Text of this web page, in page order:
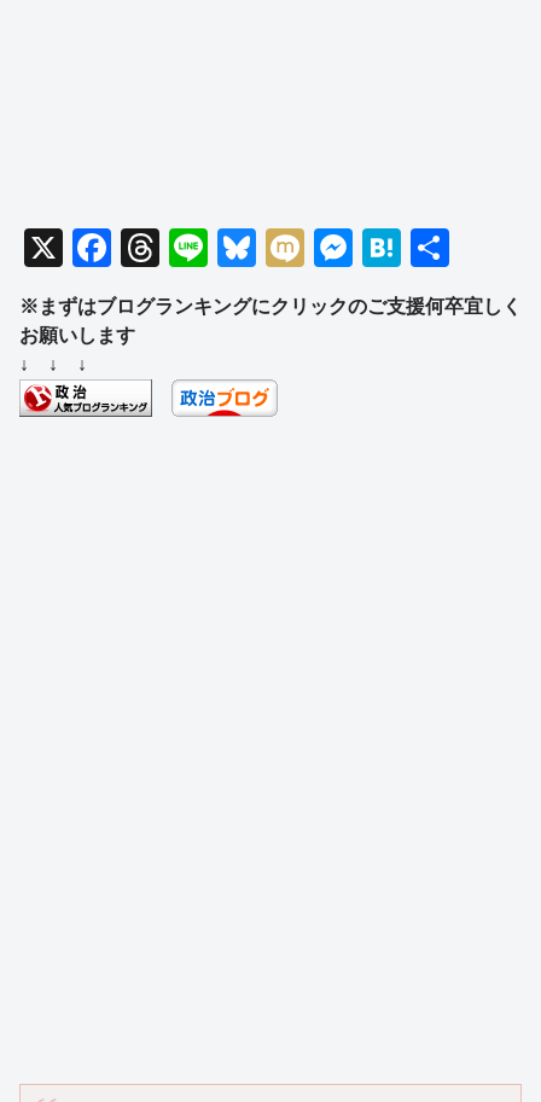
X
F
a
c
b
T
hr
e
d
Li
n
e
Bl
e
y
M
ixi
M
ss
H
at
e
有
※まずはブログランキングにクリックのご支援何卒宜しく
お願いします
↓ ↓ ↓